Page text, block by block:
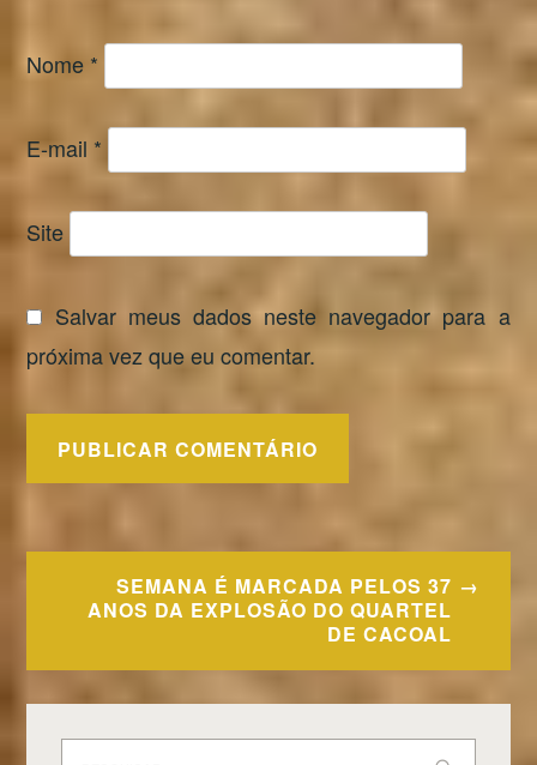
Nome *
E-mail *
Site
Salvar meus dados neste navegador para a
próxima vez que eu comentar.
Navegação
Post
SEMANA É MARCADA PELOS 37
ANOS DA EXPLOSÃO DO QUARTEL
DE CACOAL